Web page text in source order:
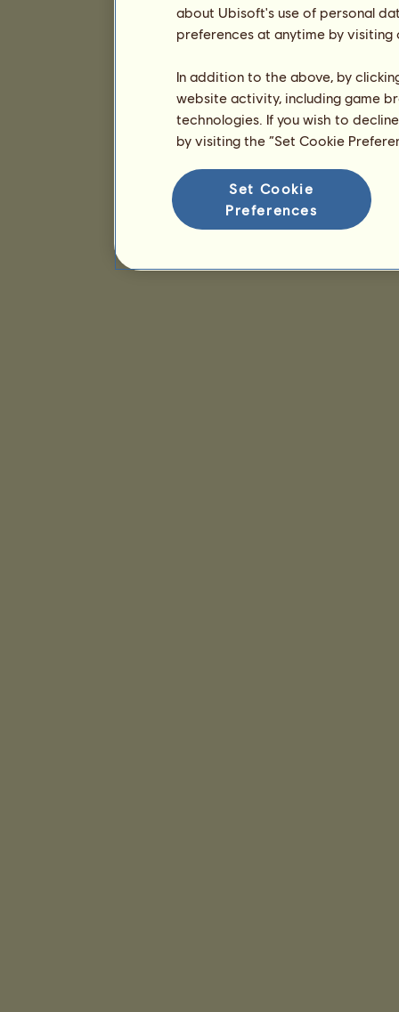
about Ubisoft's use of personal
preferences at anytime by
In addition to the above, by
website activity, including game
technologies. If you wish to
by visiting the “Set Cookie
Set Cookie
Preferences